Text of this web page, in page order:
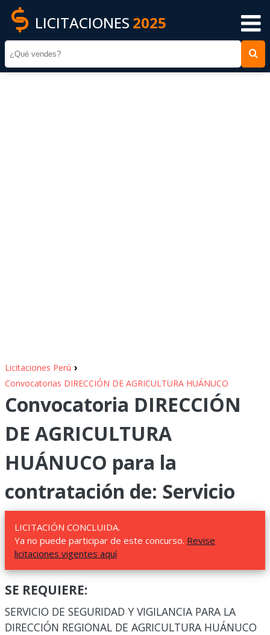
LICITACIONES 2025
Licitaciones Perú ›
Convocatorias DIRECCIÓN DE AGRICULTURA HUÁNUCO
Convocatoria DIRECCIÓN
DE AGRICULTURA
HUÁNUCO para la
contratación de: Servicio
LICITACIÓN CONCLUIDA.
Ya no puede participar de este concurso. Revise
licitaciones vigentes aquí
SE REQUIERE:
SERVICIO DE SEGURIDAD Y VIGILANCIA PARA LA
DIRECCIÓN REGIONAL DE AGRICULTURA HUÁNUCO